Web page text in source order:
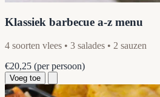
Klassiek barbecue a-z menu
4 soorten vlees • 3 salades • 2 sauzen
€20,25 (per persoon)
Voeg toe